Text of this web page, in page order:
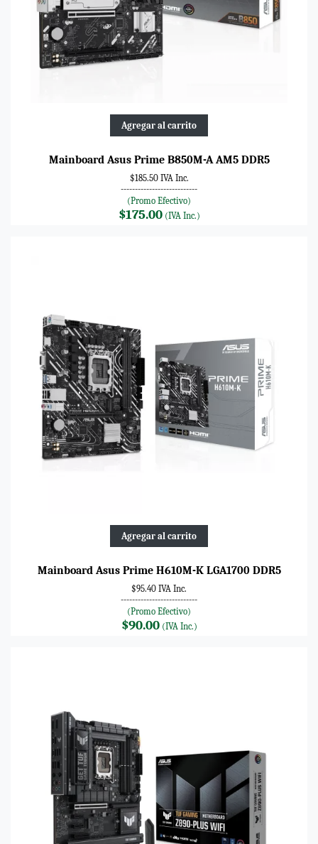
Agregar al carrito
Mainboard Asus Prime B850M-A AM5 DDR5
$185.50 IVA Inc.
---------------------------
(Promo Efectivo)
$175.00(IVA Inc.)
Agregar al carrito
Mainboard Asus Prime H610M-K LGA1700 DDR5
$95.40 IVA Inc.
---------------------------
(Promo Efectivo)
$90.00(IVA Inc.)